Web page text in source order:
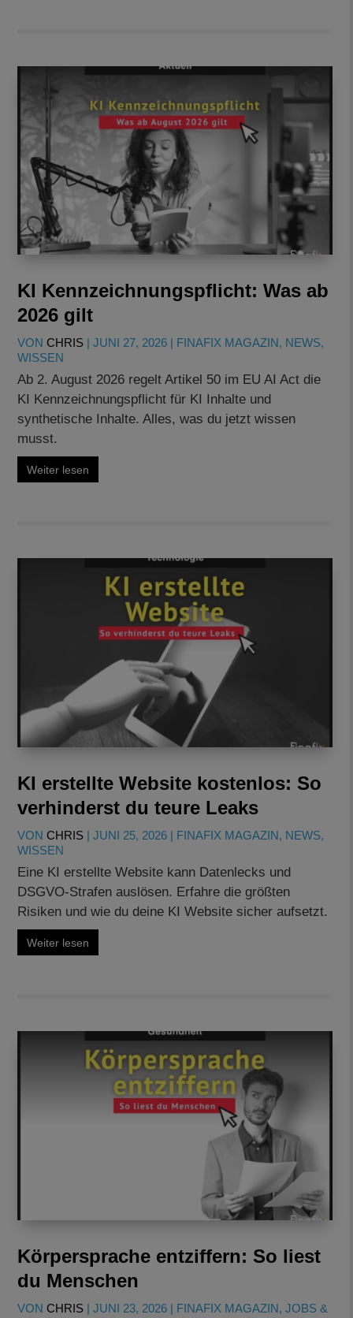
KI Kennzeichnungspflicht: Was ab
2026 gilt
VONCHRIS |JUNI 27, 2026 | FINAFIX MAGAZIN, NEWS,
WISSEN
Ab 2. August 2026 regelt Artikel 50 im EU AI Act die
KI Kennzeichnungspflicht für KI Inhalte und
synthetische Inhalte. Alles, was du jetzt wissen
musst.
Weiter lesen
KI erstellte Website kostenlos: So
verhinderst du teure Leaks
VONCHRIS |JUNI 25, 2026 | FINAFIX MAGAZIN, NEWS,
WISSEN
Eine KI erstellte Website kann Datenlecks und
DSGVO-Strafen auslösen. Erfahre die größten
Risiken und wie du deine KI Website sicher aufsetzt.
Weiter lesen
Körpersprache entziffern: So liest
du Menschen
VONCHRIS |JUNI 23, 2026 | FINAFIX MAGAZIN,JOBS &